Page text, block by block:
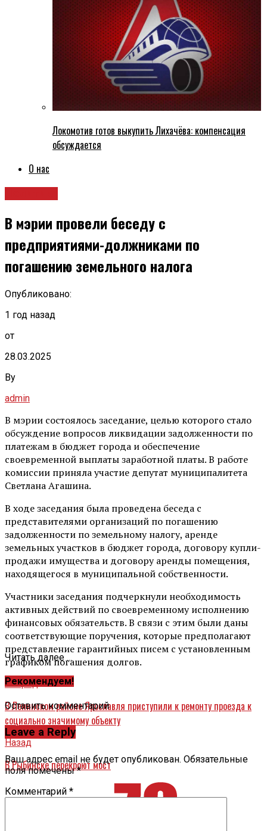
Локомотив готов выкупить Лихачёва: компенсация
обсуждается
О нас
В мэрии провели беседу с
предприятиями-должниками по
погашению земельного налога
Опубликовано:
1 год назад
от
28.03.2025
By
admin
В мэрии состоялось заседание, целью которого стало
обсуждение вопросов ликвидации задолженности по
платежам в бюджет города и обеспечение
своевременной выплаты заработной платы. В работе
комиссии приняла участие депутат муниципалитета
Светлана Агашина.
В ходе заседания была проведена беседа с
представителями организаций по погашению
задолженности по земельному налогу, аренде
земельных участков в бюджет города, договору купли-
продажи имущества и договору аренды помещения,
находящегося в муниципальной собственности.
Участники заседания подчеркнули необходимость
активных действий по своевременному исполнению
финансовых обязательств. В связи с этим были даны
соответствующие поручения, которые предполагают
представление гарантийных писем с установленным
графиком погашения долгов.
Вперед
В Ленинском районе Ярославля приступили к ремонту проезда к
социально значимому объекту
Назад
В Рыбинске перекроют мост
Читать далее ...
Рекомендуем!
Оставить комментарий
Leave a Reply
Ваш адрес email не будет опубликован. Обязательные
поля помечены*
Комментарий *